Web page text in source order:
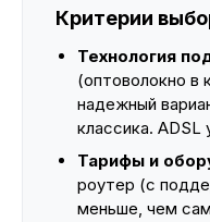
Критерии
Технология
(оптоволокно в
надежный
классика. ADSL
Тарифы и
роутер (с
меньше, чем